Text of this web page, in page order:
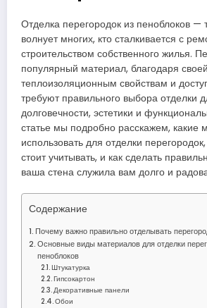
Отделка перегородок из пеноблоков —
волнует многих, кто сталкивается с
строительством собственного жилья.
популярный материал, благодаря
теплоизоляционным свойствам и
требуют правильного выбора отделки
долговечности, эстетики и
статье мы подробно расскажем, какие
использовать для отделки
стоит учитывать, и как сделать
ваша стена служила вам долго и
Содержание
Почему важно правильно отделывать
Основные виды материалов для отделки
пеноблоков
Штукатурка
Гипсокартон
Декоративные панели
Обои